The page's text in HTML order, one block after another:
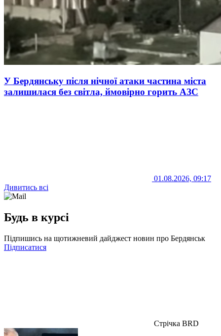
У Бердянську після нічної атаки частина міста
залишилася без світла, ймовірно горить АЗС
01.08.2026, 09:17
Дивитись всі
Будь в курсі
Підпишись на щотижневий дайджест новин про Бердянськ
Підписатися
Стрічка BRD